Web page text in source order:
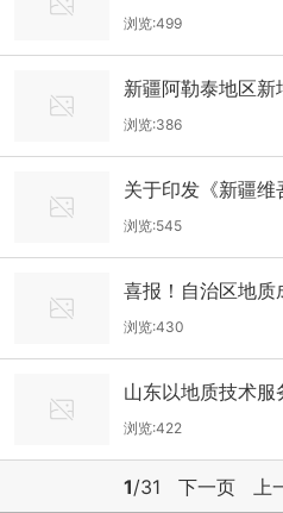
变身生态绿洲
浏览:499
新疆阿勒泰地区
浏览:386
关于印发《新疆
矿产资源临时用
通知 新自然资规
浏览:545
喜报！自治区地
建设新疆奖”
浏览:430
山东以地质技术
开发
浏览:422
1/31 下一页 上